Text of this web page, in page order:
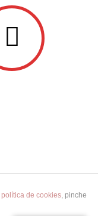
política de cookies, pinche